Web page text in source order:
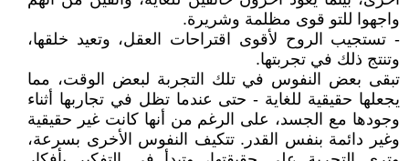
واجهوا للتو قوى مظلمة وشريرة.
- تستجيب الروح لأقوى اقتراحات العقل، وتعيد خلقها،
وتنتج ذلك في تجربتها.
تبقى بعض النفوس في تلك التجربة لبعض الوقت، مما
يجعلها حقيقية للغاية - حتى عندما تظل في تجاربها أثناء
وجودها مع الجسد، على الرغم من أنها كانت غير حقيقية
وغير دائمة بنفس القدر. تتكيف النفوس الأخرى بسرعة،